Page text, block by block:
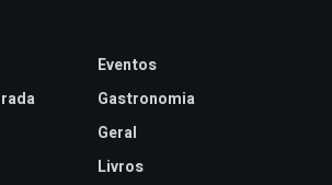
Eventos
Gastronomia
Geral
Livros